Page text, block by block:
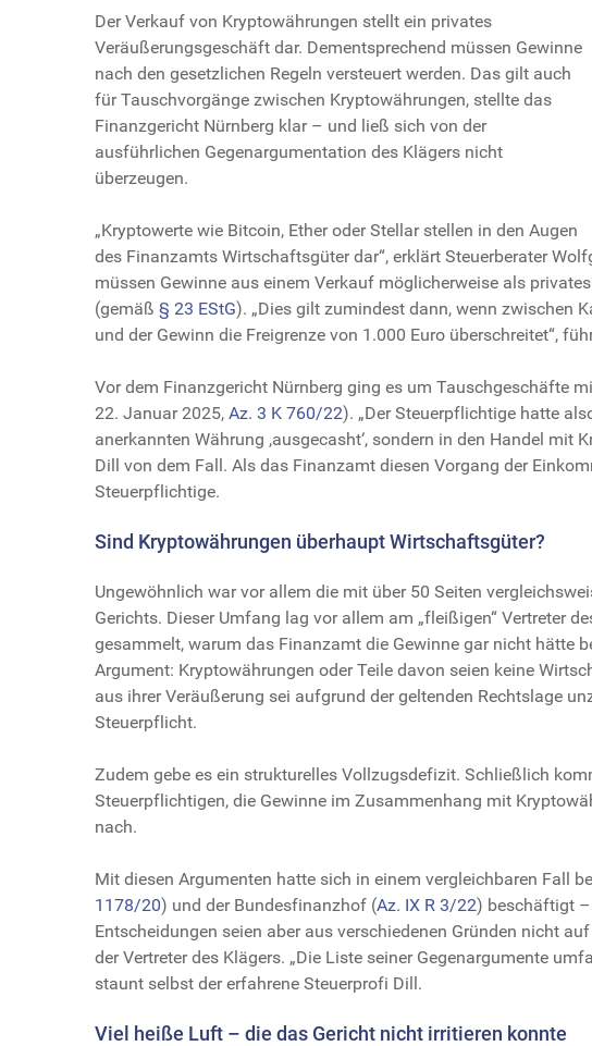
Der Verkauf von Kryptowährungen stellt ein privates
Veräußerungsgeschäft dar. Dementsprechend müssen Gewinne
nach den gesetzlichen Regeln versteuert werden. Das gilt auch
für Tauschvorgänge zwischen Kryptowährungen, stellte das
Finanzgericht Nürnberg klar – und ließ sich von der
ausführlichen Gegenargumentation des Klägers nicht
überzeugen.
„Kryptowerte wie Bitcoin, Ether oder Stellar stellen in den Augen
des Finanzamts Wirtschaftsgüter dar“, erklärt Steuerberater
müssen Gewinne aus einem Verkauf möglicherweise als
(gemäß § 23 EStG). „Dies gilt zumindest dann, wenn zwischen
und der Gewinn die Freigrenze von 1.000 Euro überschreitet“,
Vor dem Finanzgericht Nürnberg ging es um Tauschgeschäfte
22. Januar 2025, Az. 3 K 760/22). „Der Steuerpflichtige hatte
anerkannten Währung ,ausgecasht‘, sondern in den Handel mit
Dill von dem Fall. Als das Finanzamt diesen Vorgang der
Steuerpflichtige.
Sind Kryptowährungen überhaupt Wirtschaftsgüter?
Ungewöhnlich war vor allem die mit über 50 Seiten
Gerichts. Dieser Umfang lag vor allem am „fleißigen“ Vertreter
gesammelt, warum das Finanzamt die Gewinne gar nicht hätte
Argument: Kryptowährungen oder Teile davon seien keine
aus ihrer Veräußerung sei aufgrund der geltenden Rechtslage
Steuerpflicht.
Zudem gebe es ein strukturelles Vollzugsdefizit. Schließlich
Steuerpflichtigen, die Gewinne im Zusammenhang mit
nach.
Mit diesen Argumenten hatte sich in einem vergleichbaren Fall
1178/20) und der Bundesfinanzhof (Az. IX R 3/22) beschäftigt
Entscheidungen seien aber aus verschiedenen Gründen nicht
der Vertreter des Klägers. „Die Liste seiner Gegenargumente
staunt selbst der erfahrene Steuerprofi Dill.
Viel heiße Luft – die das Gericht nicht irritieren konnte